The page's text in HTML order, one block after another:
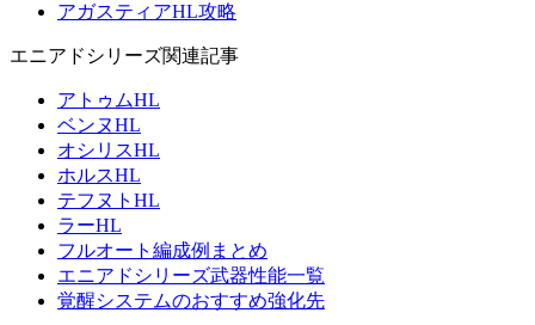
アガスティアHL攻略
エニアドシリーズ関連記事
アトゥムHL
ベンヌHL
オシリスHL
ホルスHL
テフヌトHL
ラーHL
フルオート編成例まとめ
エニアドシリーズ武器性能一覧
覚醒システムのおすすめ強化先